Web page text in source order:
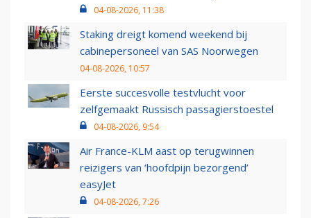
04-08-2026, 11:38
Staking dreigt komend weekend bij
cabinepersoneel van SAS Noorwegen
04-08-2026, 10:57
Eerste succesvolle testvlucht voor
zelfgemaakt Russisch passagierstoestel
04-08-2026, 9:54
Air France-KLM aast op terugwinnen
reizigers van ‘hoofdpijn bezorgend’
easyJet
04-08-2026, 7:26